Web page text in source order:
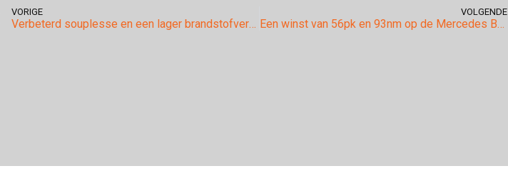
VORIGE
Verbeterd souplesse en een lager brandstofverbruik op de Seat Altea 1.9tdi.
VOLGENDE
Een winst van 56pk en 93nm op de Mercedes Benz A160!